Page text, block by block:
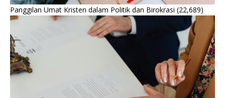
Panggilan Umat Kristen dalam Politik dan Birokrasi (22,689)